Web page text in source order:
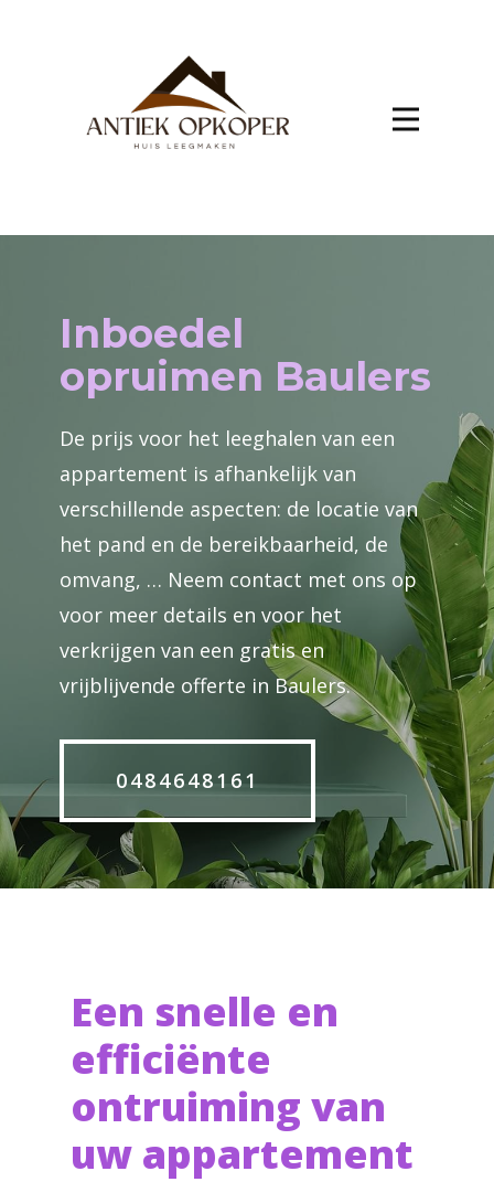
Inboedel
opruimen Baulers
De prijs voor het leeghalen van een
appartement is afhankelijk van
verschillende aspecten: de locatie van
het pand en de bereikbaarheid, de
omvang, … Neem contact met ons op
voor meer details en voor het
verkrijgen van een gratis en
vrijblijvende offerte in Baulers.
0484648161
Een snelle en
efficiënte
ontruiming van
uw appartement